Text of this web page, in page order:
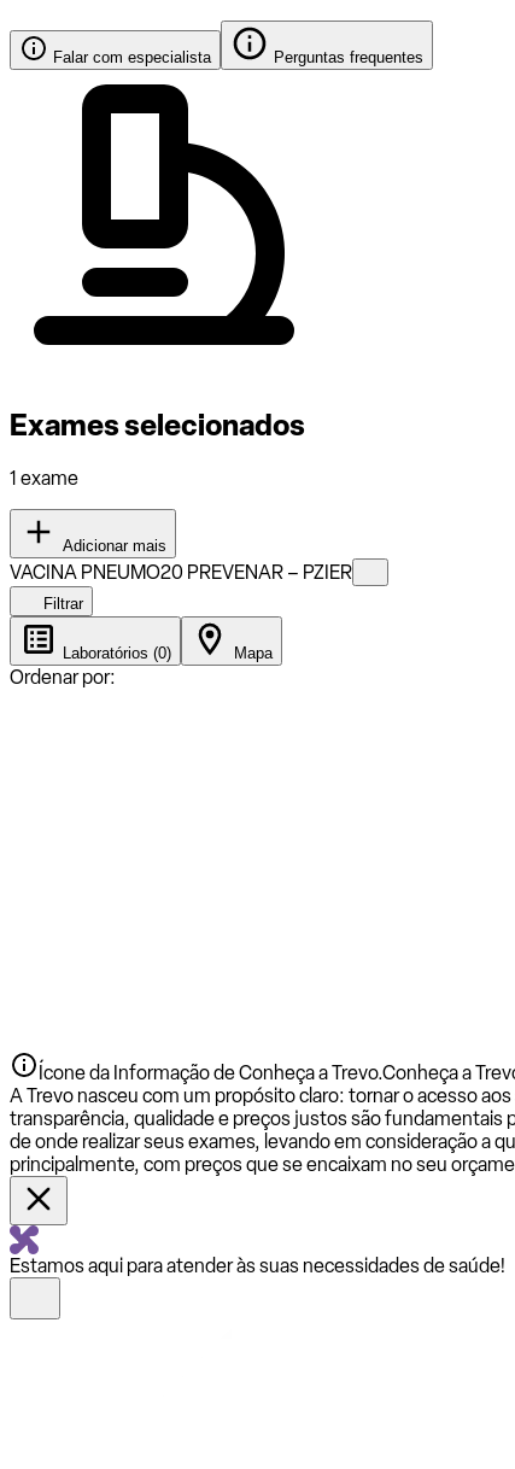
Falar com especialista Perguntas frequentes
Exames selecionados
1 exame
Adicionar mais
VACINA PNEUMO20 PREVENAR – PZIER
Filtrar
Laboratórios (0) Mapa
Ordenar por:
Ícone da Informação de Conheça a Trevo.Conheça a
A Trevo nasceu com um propósito claro: tornar o acesso
transparência, qualidade e preços justos são fundamentais
de onde realizar seus exames, levando em consideração a
principalmente, com preços que se encaixam no seu
Estamos aqui para atender às suas necessidades de saúde!